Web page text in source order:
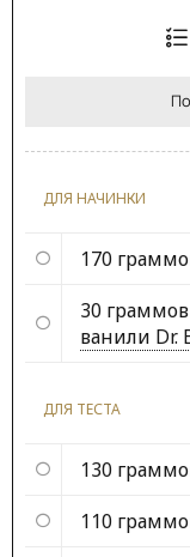
ДЛЯ НАЧИНКИ
170
30 граммов
ванили Dr.
ДЛЯ ТЕСТА
130
110